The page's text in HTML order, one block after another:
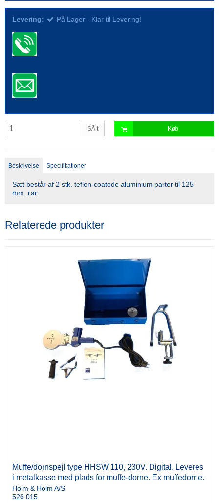
Levering: På Lager - Klar til Levering!
SÃ¦t Køb
Beskrivelse Specifikationer
Sæt består af 2 stk. teflon-coatede aluminium parter til 125
mm. rør.
Relaterede produkter
Muffe/dornspejl type HHSW 110, 230V. Digital. Leveres
i metalkasse med plads for muffe-dorne. Ex muffedorne.
Holm & Holm A/S
526.015